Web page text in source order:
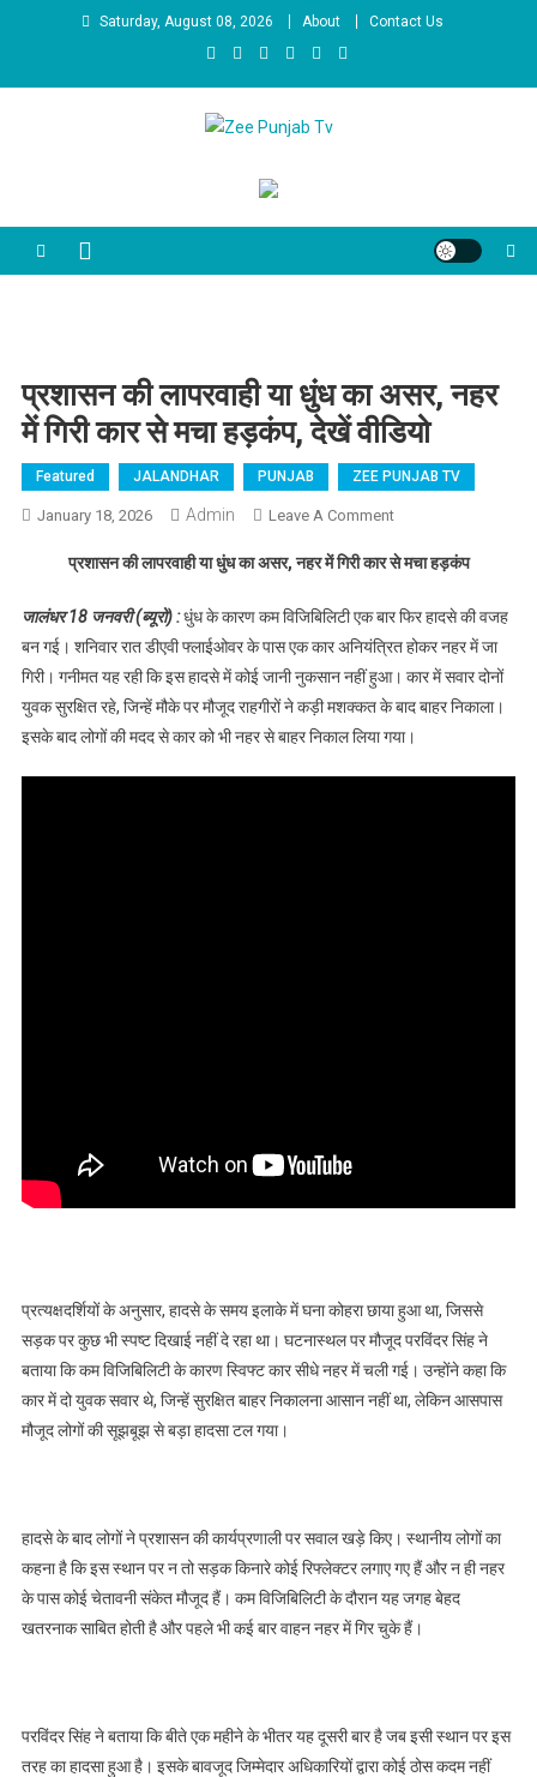
Skip to contentSaturday, August 08, 2026 About Contact Us
Zee Punjab Tv
प्रशासन की लापरवाही या धुंध का असर, नहर
में गिरी कार से मचा हड़कंप, देखें वीडियो
Featured JALANDHAR PUNJAB ZEE PUNJAB TV
January 18, 2026 Admin Leave A CommentOn प्रशासन की लापरवाही
गिरी कार से मचा हड़कंप,
प्रशासन की लापरवाही या धुंध का असर, नहर में गिरी कार से मचा हड़कंप
जालंधर 18 जनवरी (ब्यूरो) :धुंध के कारण कम विजिबिलिटी एक बार फिर हादसे की वजह
बन गई। शनिवार रात डीएवी फ्लाईओवर के पास एक कार अनियंत्रित होकर नहर में जा
गिरी। गनीमत यह रही कि इस हादसे में कोई जानी नुकसान नहीं हुआ। कार में सवार दोनों
युवक सुरक्षित रहे, जिन्हें मौके पर मौजूद राहगीरों ने कड़ी मशक्कत के बाद बाहर निकाला।
इसके बाद लोगों की मदद से कार को भी नहर से बाहर निकाल लिया गया।
प्रत्यक्षदर्शियों के अनुसार, हादसे के समय इलाके में घना कोहरा छाया हुआ था, जिससे
सड़क पर कुछ भी स्पष्ट दिखाई नहीं दे रहा था। घटनास्थल पर मौजूद परविंदर सिंह ने
बताया कि कम विजिबिलिटी के कारण स्विफ्ट कार सीधे नहर में चली गई। उन्होंने कहा कि
कार में दो युवक सवार थे, जिन्हें सुरक्षित बाहर निकालना आसान नहीं था, लेकिन आसपास
मौजूद लोगों की सूझबूझ से बड़ा हादसा टल गया।
हादसे के बाद लोगों ने प्रशासन की कार्यप्रणाली पर सवाल खड़े किए। स्थानीय लोगों का
कहना है कि इस स्थान पर न तो सड़क किनारे कोई रिफ्लेक्टर लगाए गए हैं और न ही नहर
के पास कोई चेतावनी संकेत मौजूद हैं। कम विजिबिलिटी के दौरान यह जगह बेहद
खतरनाक साबित होती है और पहले भी कई बार वाहन नहर में गिर चुके हैं।
परविंदर सिंह ने बताया कि बीते एक महीने के भीतर यह दूसरी बार है जब इसी स्थान पर इस
तरह का हादसा हुआ है। इसके बावजूद जिम्मेदार अधिकारियों द्वारा कोई ठोस कदम नहीं